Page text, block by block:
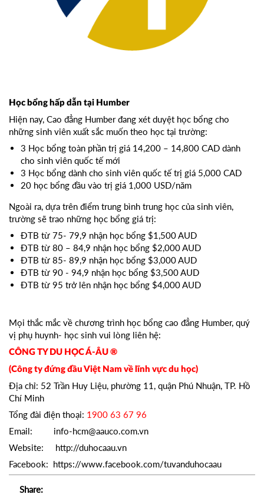
Học bổng hấp dẫn tại Humber
Hiện nay, Cao đẳng Humber đang xét duyệt học bổng cho
những sinh viên xuất sắc muốn theo học tại trường:
3 Học bổng toàn phần trị giá 14,200 – 14,800 CAD dành
cho sinh viên quốc tế mới
3 Học bổng dành cho sinh viên quốc tế trị giá 5,000 CAD
20 học bổng đầu vào trị giá 1,000 USD/năm
Ngoài ra, dựa trên điểm trung bình trung học của sinh viên,
trường sẽ trao những học bổng giá trị:
ĐTB từ 75- 79,9 nhận học bổng $1,500 AUD
ĐTB từ 80 – 84,9 nhận học bổng $2,000 AUD
ĐTB từ 85- 89,9 nhận học bổng $3,000 AUD
ĐTB từ 90 - 94,9 nhận học bổng $3,500 AUD
ĐTB từ 95 trở lên nhận học bổng $4,000 AUD
Mọi thắc mắc về chương trình học bổng cao đẳng Humber, quý
vị phụ huynh- học sinh vui lòng liên hệ:
CÔNG TY DU HỌC Á-ÂU ®
(Công ty đứng đầu Việt Nam về lĩnh vực du học)
Địa chỉ: 52 Trần Huy Liệu, phường 11, quận Phú Nhuận, TP. Hồ
Chí Minh
Tổng đài điện thoại: 1900 63 67 96
Email: info-hcm@aauco.com.vn
Website: http://duhocaau.vn
Facebook: https://www.facebook.com/tuvanduhocaau
Share: